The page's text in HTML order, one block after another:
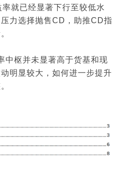
就已经显著下行至较低水
力选择抛售CD，助推CD指
中枢并未显著高于货基和现
明显较大，如何进一步提升